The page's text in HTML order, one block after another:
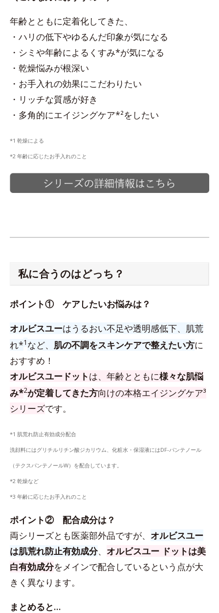
年齢とともに定着化してきた、
・ハリの低下やゆるんだ印象が気になる
・シミや年齢によるくすみ*が気になる
・乾燥悩みが根深い
・お手入れの効果にこだわりたい
・リッチな質感が好き
・多角的にエイジングケア*²をしたい
*1 乾燥による
*2 年齢に応じたお手入れのこと
私に合うのはどっち？
ポイント① ケアしたいお悩みは？
オルビスユーはうるおい不足や透明感低下、肌荒
れ*1 など、 肌の不調をスキンケアで整えたい方に
おすすめ！
オルビスユードットは、年齢とともに様々な肌悩
み*2が定着してきた方向けの本格エイジングケア³
シリーズです。
*1 肌荒れ防止有効成分配合
洗顔料にはグリチルリチン酸ジカリウム、化粧水・保湿液にはDF-パンテノール
（テクスパンテノールW）を配合しています。
*2 乾燥など
*3 年齢に応じたお手入れのこと
ポイント② 配合成分は？
両シリーズとも医薬部外品ですが、 オルビスユー
は肌荒れ防止有効成分、 オルビスユー ドットは美
白有効成分をメインで配合しているという点が大
きく異なります。
まとめると…